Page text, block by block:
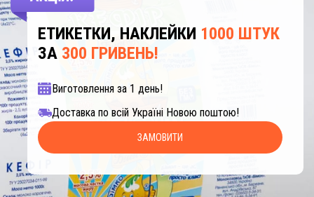
ЕТИКЕТКИ, НАКЛЕЙКИ 1000 ШТУК
ЗА 300 ГРИВЕНЬ!
Виготовлення за 1 день!
Доставка по всій Україні Новою поштою!
ЗАМОВИТИ